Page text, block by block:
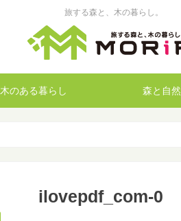
旅する森と、木の暮らし。
木のある暮らし 森と自然
ilovepdf_com-0